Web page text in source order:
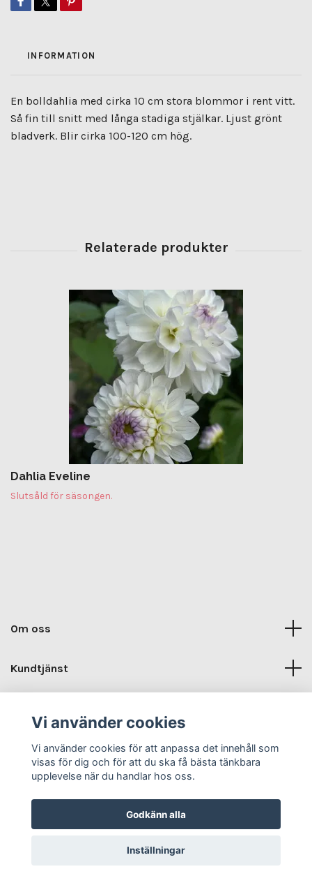
INFORMATION
En bolldahlia med cirka 10 cm stora blommor i rent vitt.
Så fin till snitt med långa stadiga stjälkar. Ljust grönt
bladverk. Blir cirka 100-120 cm hög.
Dahlia Eveline
Slutsåld för säsongen.
Om oss
Kundtjänst
Sociala medier
© 2026 Humlets Trädgård & Design
Vi använder cookies
Vi använder cookies för att anpassa det innehåll som
visas för dig och för att du ska få bästa tänkbara
upplevelse när du handlar hos oss.
Godkänn alla
Inställningar